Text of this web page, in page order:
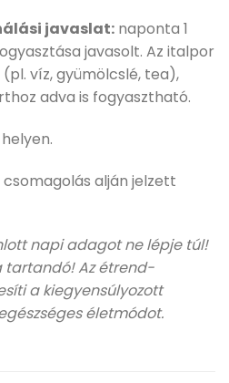
javaslat: naponta 1
javasolt. Az italpor
víz, gyümölcslé, tea),
adva is fogyasztható.
csomagolás alján jelzett
napi adagot ne lépje túl!
tartandó! Az étrend-
a kiegyensúlyozott
életmódot.